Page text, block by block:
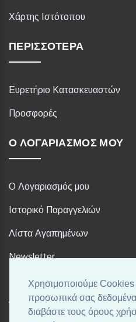
Χρησιμοποιούμε Cookies
προσωπικά σας
διαβάστε τους όρους
Χάρτης Ιστότοπου
ΠΕΡΙΣΣΌΤΕΡΑ
Ευρετήριο Κατασκευαστών
Προσφορές
Ο ΛΟΓΑΡΙΑΣΜΌΣ ΜΟΥ
Ο Λογαριασμός μου
Ιστορικό Παραγγελιών
Λίστα Αγαπημένων
Newsletter
FOLLOW US